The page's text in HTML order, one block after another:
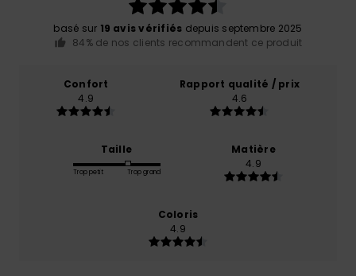
basé sur 19 avis vérifiés depuis septembre 2025
84% de nos clients recommandent ce produit
Confort
4.9
Rapport qualité / prix
4.6
Taille
Trop petit Trop grand
Matière
4.9
Coloris
4.9